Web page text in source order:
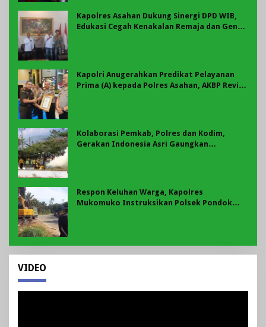
Kapolres Asahan Dukung Sinergi DPD WIB,
Edukasi Cegah Kenakalan Remaja dan Geng
Kapolri Anugerahkan Predikat Pelayanan
Prima (A) kepada Polres Asahan, AKBP Revi
Kolaborasi Pemkab, Polres dan Kodim,
Gerakan Indonesia Asri Gaungkan
Respon Keluhan Warga, Kapolres
Mukomuko Instruksikan Polsek Pondok
VIDEO